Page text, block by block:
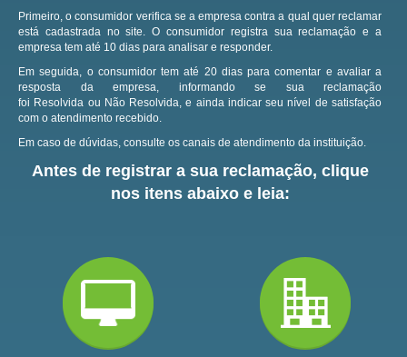
Primeiro, o consumidor verifica se a empresa contra a qual quer reclamar
está cadastrada no site.O consumidor registra sua reclamação e a
empresa tem até 10 dias para analisar e responder.
Em seguida, o consumidor tem até 20 dias para comentar e avaliar a
resposta da empresa, informando se sua reclamação
foi Resolvida ou Não Resolvida, e ainda indicar seu nível de satisfação
com o atendimento recebido.
Em caso de dúvidas, consulte os canais de atendimento da instituição.
Antes de registrar a sua reclamação, clique
nos itens abaixo e leia: